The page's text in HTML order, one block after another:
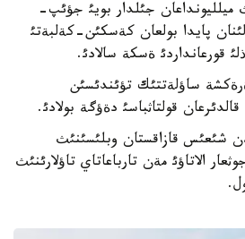
جئلدار بويئ جؤئپ-
پايدا بولعان كةسكئن-كةلبةتئ
قورعانداردئ ةسكة سالادئ.
ساؤلةتتئك تؤئندئسئن
قولتاثباسئ دةؤگة بولادئ.
شئعئس قازاقستان وبلئسئنئث
الاتاؤئ مةن تارباعاتاي تاؤلارئنئث